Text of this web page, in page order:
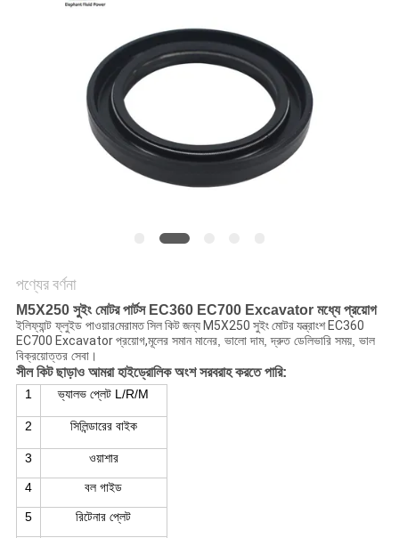
PRIVACY
পণ্যের বর্ণনা
M5X250 সুইং মোটর পার্টস EC360 EC700 Excavator মধ্যে প্রয়োগ
ইলিফ্যান্ট ফ্লুইড পাওয়ারমেরামত সিল কিট জন্য M5X250 সুইং মোটর যন্ত্রাংশ EC360
EC700 Excavator প্রয়োগ,মূলের সমান মানের, ভালো দাম, দ্রুত ডেলিভারি সময়, ভাল
বিক্রয়োত্তর সেবা।
সীল কিট ছাড়াও আমরা হাইড্রোলিক অংশ সরবরাহ করতে পারি:
1 ভ্যালভ প্লেট L/R/M
2 সিলিন্ডারের বাইক
3 ওয়াশার
4 বল গাইড
5 রিটেনার প্লেট